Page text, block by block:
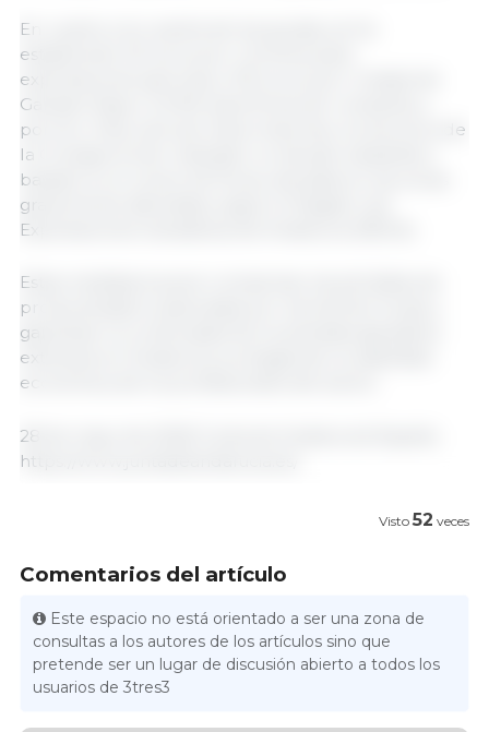
En cuanto a la cuantía de las ayudas, se ha
establecido 20 euros por colmena para
explotaciones apícolas y 100 euros por Unidad de
Ganado Mayor (UGM) para fincas de rumiantes y
porcino. Para calcular estos importes, los técnicos de
la Consejería han realizado un estudio estadístico
basado en el censo de fincas ubicadas en las zonas
gravemente afectadas, según el Registro de
Explotaciones Ganaderas de Andalucía (REGA).
Estas medidas buscan compensar las pérdidas de
productividad ocasionadas por las fuertes lluvias y
garantizar la continuidad de la actividad ganadera
extensiva en Andalucía, protegiendo la viabilidad
económica de los profesionales del sector.
28 de mayo de 2026/ Junta de Andalucía/ España.
https://www.juntadeandalucia.es/
Visto 52 veces
Comentarios del artículo
Este espacio no está orientado a ser una zona de
consultas a los autores de los artículos sino que
pretende ser un lugar de discusión abierto a todos los
usuarios de 3tres3